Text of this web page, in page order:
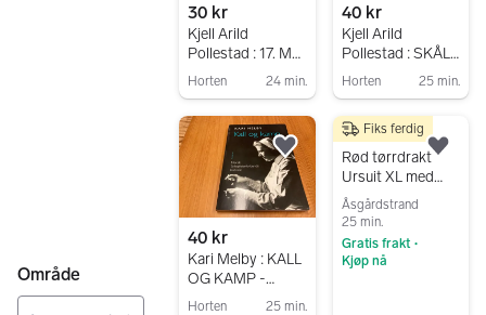
Område
30 kr
Kjell Arild
Pollestad : 17. MAI
I SAMARKAND -
SOVJETUNIONE
NN
Horten 24 min.
40 kr
Kjell Arild
Pollestad : SKÅL
FOR NORGE
Horten 25 min.
40 kr
Kari Melby : KALL
OG KAMP -
NORSK
Horten 25 min.
Legg til som favoritt.
5 000 kr
Rød tørrdrakt
Ursuit XL med
forsterkninger
Åsgårdstrand
25 min.
Gratis frakt •
Kjøp nå
Fiks ferdig